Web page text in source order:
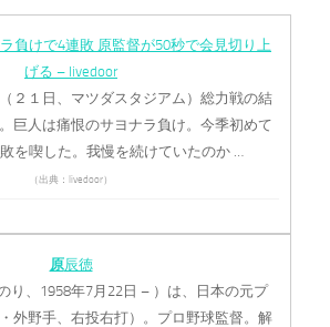
負けで4連敗 原監督が50秒で会見切り上
げる – livedoor
２１日、マツダスタジアム）総力戦の結
巨人は痛恨のサヨナラ負け。今季初めて
を喫した。我慢を続けていたのか …
（出典：livedoor）
原辰徳
り、1958年7月22日 – ）は、日本の元プ
外野手、右投右打）。プロ野球監督。解